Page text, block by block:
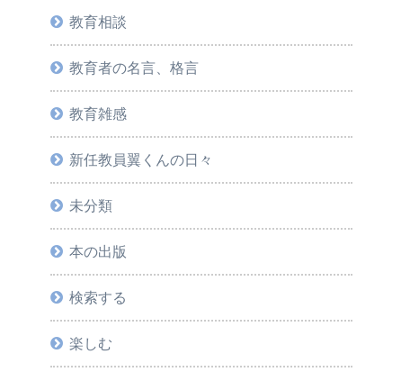
教育相談
教育者の名言、格言
教育雑感
新任教員翼くんの日々
未分類
本の出版
検索する
楽しむ